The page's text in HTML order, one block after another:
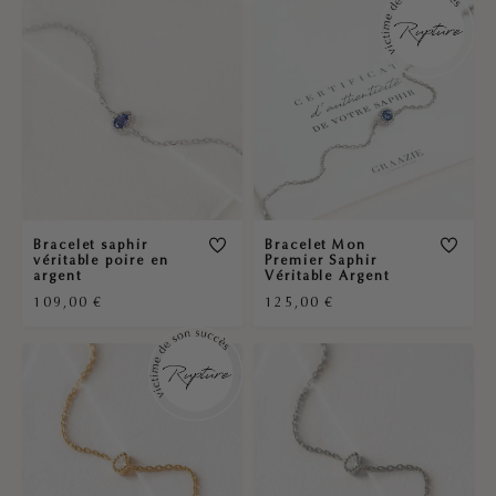
Bracelet saphir
véritable poire en
argent
109,00€
Bracelet Mon
Premier Saphir
Véritable Argent
125,00€